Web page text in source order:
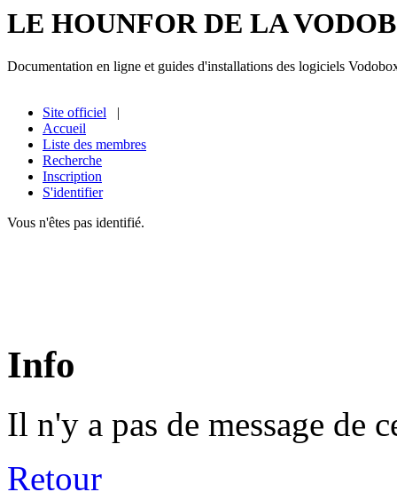
LE HOUNFOR DE LA
Documentation en ligne et guides d'installations des logiciels
Site officiel |
Accueil
Liste des membres
Recherche
Inscription
S'identifier
Vous n'êtes pas identifié.
Info
Il n'y a pas de message de
Retour